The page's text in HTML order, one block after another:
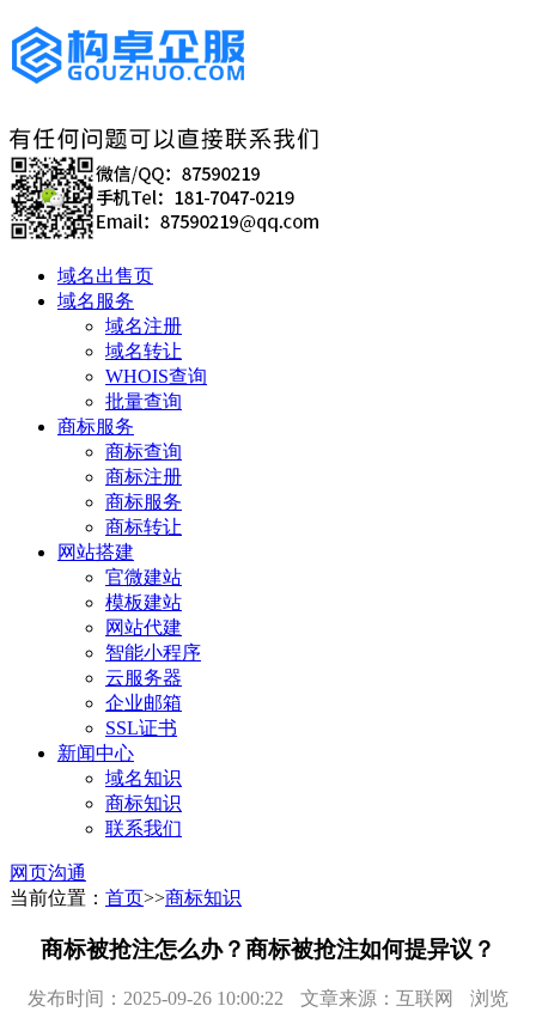
域名出售页
域名服务
域名注册
域名转让
WHOIS查询
批量查询
商标服务
商标查询
商标注册
商标服务
商标转让
网站搭建
官微建站
模板建站
网站代建
智能小程序
云服务器
企业邮箱
SSL证书
新闻中心
域名知识
商标知识
联系我们
网页沟通
当前位置： 首页>>商标知识
商标被抢注怎么办？商标被抢注如何提异议？
发布时间：2025-09-26 10:00:22 文章来源：互联网
浏览